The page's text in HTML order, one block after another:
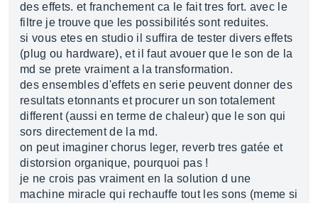
des effets. et franchement ca le fait tres fort. avec le
filtre je trouve que les possibilités sont reduites.
si vous etes en studio il suffira de tester divers effets
(plug ou hardware), et il faut avouer que le son de la
md se prete vraiment a la transformation.
des ensembles d'effets en serie peuvent donner des
resultats etonnants et procurer un son totalement
different (aussi en terme de chaleur) que le son qui
sors directement de la md.
on peut imaginer chorus leger, reverb tres gatée et
distorsion organique, pourquoi pas !
je ne crois pas vraiment en la solution d une
machine miracle qui rechauffe tout les sons (meme si